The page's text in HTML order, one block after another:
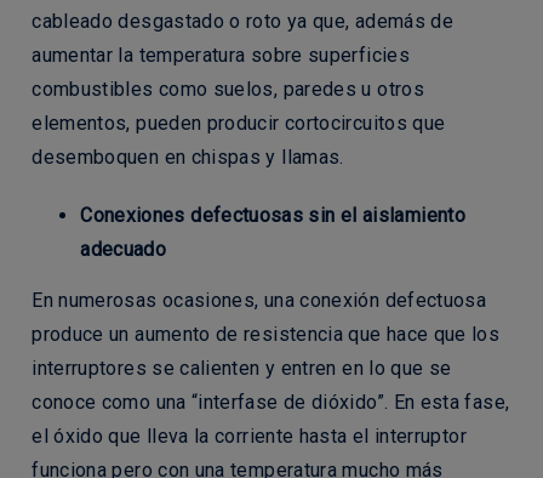
cableado desgastado o roto ya que, además de
aumentar la temperatura sobre superficies
combustibles como suelos, paredes u otros
elementos, pueden producir cortocircuitos que
desemboquen en chispas y llamas.
Conexiones defectuosas sin el aislamiento
adecuado
En numerosas ocasiones, una conexión defectuosa
produce un aumento de resistencia que hace que los
interruptores se calienten y entren en lo que se
conoce como una “interfase de dióxido”. En esta fase,
el óxido que lleva la corriente hasta el interruptor
funciona pero con una temperatura mucho más